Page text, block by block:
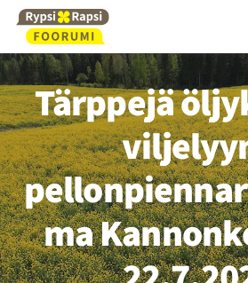
Tärppejä
ma